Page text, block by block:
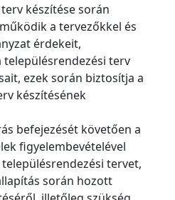
készítése során
a tervezőkkel és
érdekeit,
településrendezési terv
ezek során biztosítja a
készítésének
befejezését követően a
figyelembevételével
tervet,
során hozott